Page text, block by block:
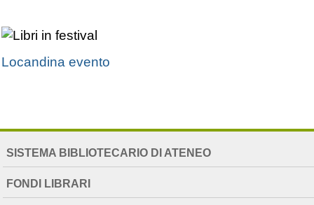
Locandina evento
EXTENDED
SISTEMA BIBLIOTECARIO DI ATENEO
FONDI LIBRARI